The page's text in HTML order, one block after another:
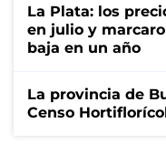
La Plata: los
en julio y
baja en un año
La provincia de
Censo